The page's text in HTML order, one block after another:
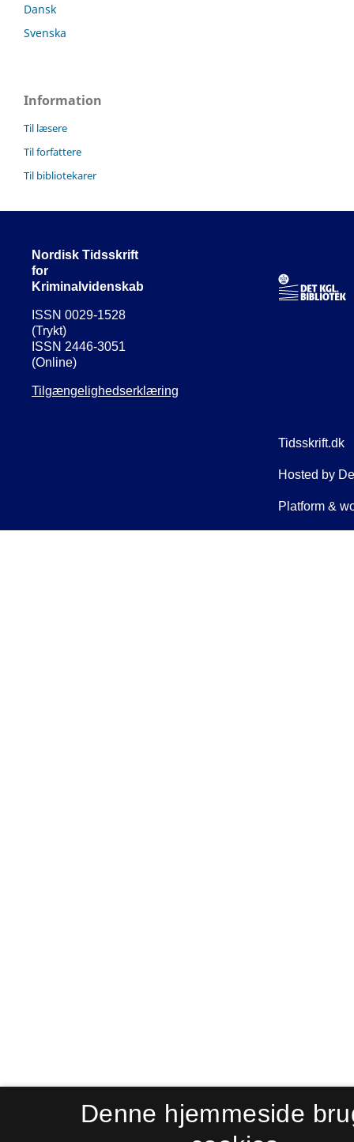
Dansk
Svenska
Information
Til læsere
Til forfattere
Til bibliotekarer
Nordisk Tidsskrift
for
Kriminalvidenskab
ISSN 0029-1528
(Trykt)
ISSN 2446-3051
(Online)
Tilgængelighedserklæring
Denne hjemmeside